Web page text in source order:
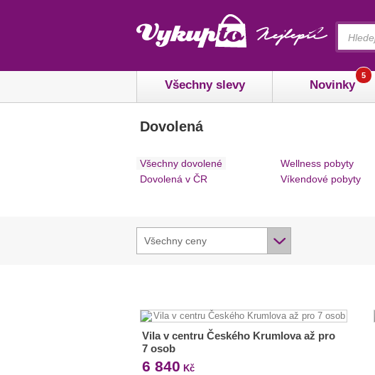
Všechny slevy Novinky
5
Dovolená
Všechny dovolené
Dovolená v ČR
Wellness pobyty
Víkendové pobyty
Všechny ceny
Vila v centru Českého Krumlova až pro
7 osob
6 840 Kč